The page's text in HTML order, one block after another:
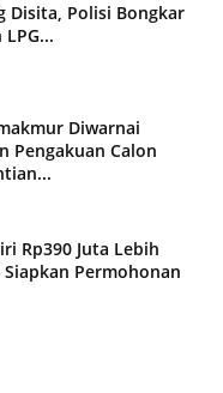
Disita, Polisi Bongkar
Diwarnai
Pengakuan Calon
Rp390 Juta Lebih
Siapkan Permohonan